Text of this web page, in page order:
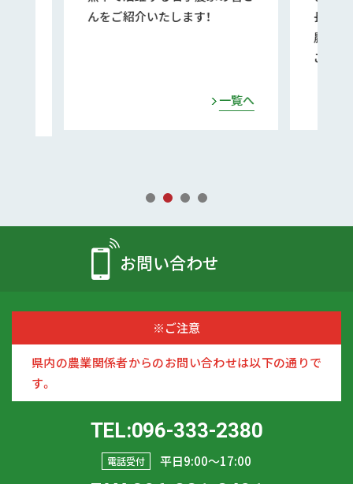
長年農業に携わり、こだわりの
一覧へ
お問い合わせ
※ご注意
県内の農業関係者からのお問い合わせは以下の通りで
す。
TEL:096-333-2380
電話受付 平日9:00〜17:00